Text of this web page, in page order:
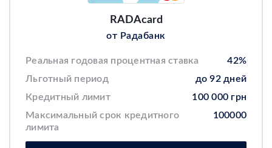
RADAcard
от Радабанк
Реальная годовая процентная ставка
42%
Льготный период
до 92 дней
Кредитный лимит
100 000 грн
Максимальный срок кредитного
лимита
100000